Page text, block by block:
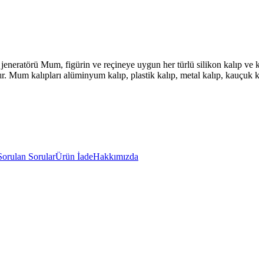
Mum, figürin ve reçineye uygun her türlü silikon kalıp
Mum kalıpları alüminyum kalıp, plastik kalıp, metal kalıp,
SorularÜrün İadeHakkımızda